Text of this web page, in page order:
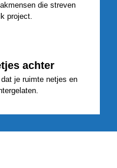
die streven
project.
achter
je ruimte netjes en